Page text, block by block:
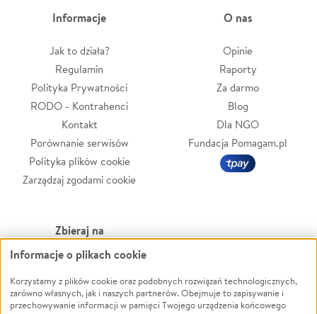
Informacje
Jak to działa?
Regulamin
Polityka Prywatności
RODO - Kontrahenci
Kontakt
Porównanie serwisów
Polityka plików cookie
Zarządzaj zgodami cookie
O nas
Opinie
Raporty
Za darmo
Blog
Dla NGO
Fundacja Pomagam.pl
Zbieraj na
Leczenie
Zwierzęta
Pożar
Powódź
Wichura
Informacje o plikach cookie
Korzystamy z plików cookie oraz podobnych rozwiązań technologicznych,
zarówno własnych, jak i naszych partnerów. Obejmuje to zapisywanie i
przechowywanie informacji w pamięci Twojego urządzenia końcowego